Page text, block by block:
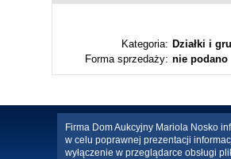
Kategoria: Działki i
Forma sprzedaży: nie podano
Firma Dom Aukcyjny Mariola Nosko
w celu poprawnej prezentacji
wyłączenie w przeglądarce obsługi